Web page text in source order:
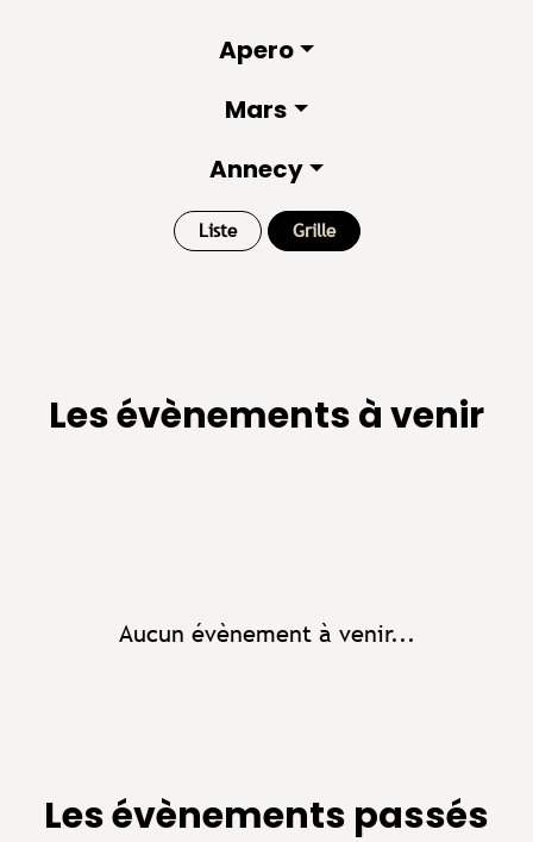
Apero
Mars
Annecy
Liste Grille
Les évènements à venir
Aucun évènement à venir...
Les évènements passés